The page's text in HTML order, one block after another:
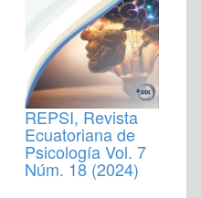
REPSI, Revista
Ecuatoriana de
Psicología Vol. 7
Núm. 18 (2024)